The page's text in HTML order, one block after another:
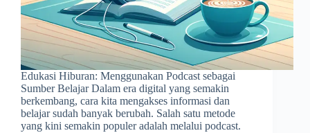
Edukasi Hiburan: Menggunakan Podcast sebagai
Sumber Belajar Dalam era digital yang semakin
berkembang, cara kita mengakses informasi dan
belajar sudah banyak berubah. Salah satu metode
yang kini semakin populer adalah melalui podcast.